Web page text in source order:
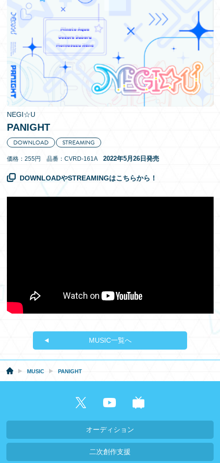
SPECIAL
NEGI☆U
PANIGHT
DOWNLOAD STREAMING
価格：255円 品番：CVRD-161A 2022年5月26日発売
DOWNLOADやSTREAMINGはこちらから！
MUSIC一覧へ
MUSIC PANIGHT
オーディション
二次創作支援